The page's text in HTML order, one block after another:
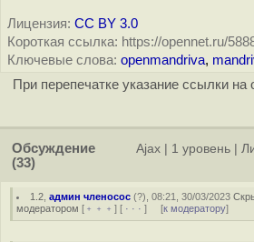
Лицензия: CC BY 3.0
Короткая ссылка: https://opennet.ru/
Ключевые слова: openmandriva,
При перепечатке указание ссылки на
Обсуждение
(33)
Ajax 1 уровень
1.2 ,админ членосос (?), 08:21, 30/03/2023
модератором [ ﹢﹢﹢ ] [ · · · ] [к модератору]